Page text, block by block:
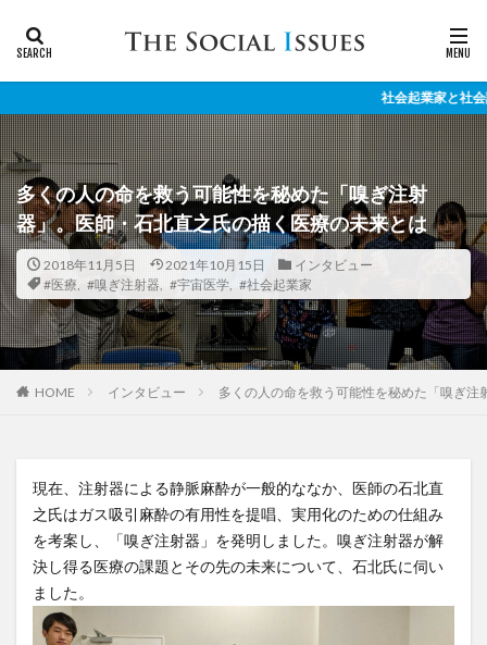
社会起業家と社会課題のリアルを伝え
多くの人の命を救う可能性を秘めた「嗅ぎ注射
器」。医師・石北直之氏の描く医療の未来とは
2018年11月5日 2021年10月15日
インタビュー
#医療
#嗅ぎ注射器 #宇宙医学, #社会起業家
HOME インタビュー 多くの人の命を救う可能性を秘めた「嗅ぎ
現在、注射器による静脈麻酔が一般的ななか、医師の石北直
之氏はガス吸引麻酔の有用性を提唱、実用化のための仕組み
を考案し、「嗅ぎ注射器」を発明しました。嗅ぎ注射器が解
決し得る医療の課題とその先の未来について、石北氏に伺い
ました。